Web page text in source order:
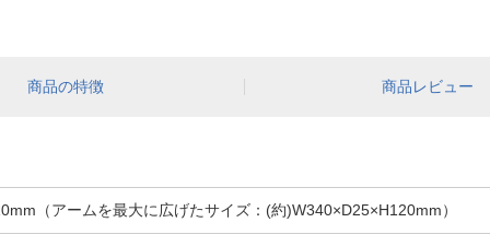
商品の特徴 商品レビュー
（アームを最大に広げたサイズ：(約)W340×D25×H120mm）